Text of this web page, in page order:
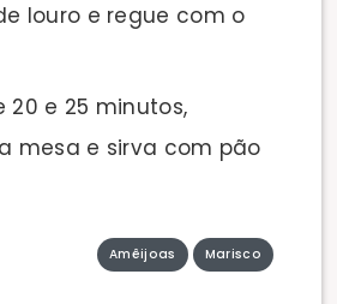
louro e regue com o
e 25 minutos,
mesa e sirva com pão
Amêijoas Marisco